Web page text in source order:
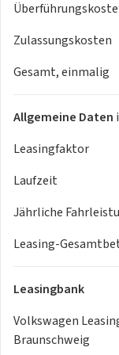
- Airbag für Fahrer
Deaktivierung
- Kopfairbags vorn
-
- Außenspiegel
mit
- Start-Stopp-
- Einparkhilfe -
- IQ.LIGHT - LED-
-
-
sowie "Coming
- 7-Gang-
Zulassungskosten
Gesamt, einmalig
Allgemeine Daten
Leasingfaktor
Laufzeit
Jährliche
Leasing-
Leasingbank
Volkswagen
Braunschweig